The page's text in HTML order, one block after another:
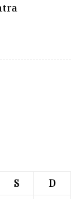
S
D